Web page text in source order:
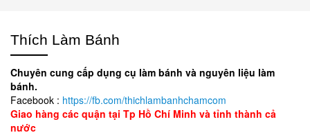
Thích Làm Bánh
Chuyên cung cấp dụng cụ làm bánh và nguyên liệu làm
bánh.
Facebook : https://fb.com/thichlambanhchamcom
Giao hàng các quận tại Tp Hồ Chí Minh và tỉnh thành cả
nước